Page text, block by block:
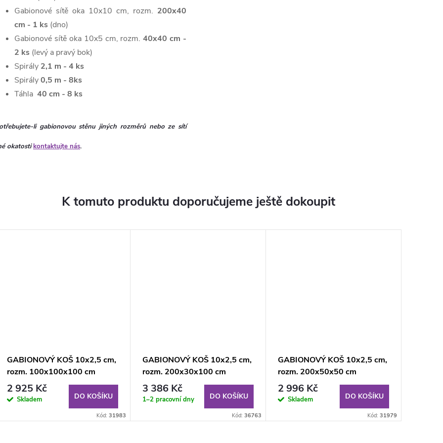
Gabionové sítě oka 10x10 cm, rozm. 200x40
cm - 1 ks (dno)
Gabionové sítě oka 10x5 cm, rozm.40x40 cm -
2 ks (levý a pravý bok)
Spirály 2,1 m - 4 ks
Spirály0,5 m - 8ks
Táhla 40 cm - 8 ks
li gabionovou stěnu jiných rozměrů nebo ze sítí
okatosti kontaktujte nás.
K tomuto produktu doporučujeme ještě dokoupit
GABIONOVÝ KOŠ 10x2,5 cm,
rozm. 100x100x100 cm
2 925 Kč
Skladem DO KOŠÍKU
Kód: 31983
GABIONOVÝ KOŠ 10x2,5 cm,
rozm. 200x30x100 cm
3 386 Kč
1–2 pracovní dny DO KOŠÍKU
Kód: 36763
GABIONOVÝ KOŠ 10x2,5 cm,
rozm. 200x50x50 cm
2 996 Kč
Skladem DO KOŠÍKU
Kód: 31979